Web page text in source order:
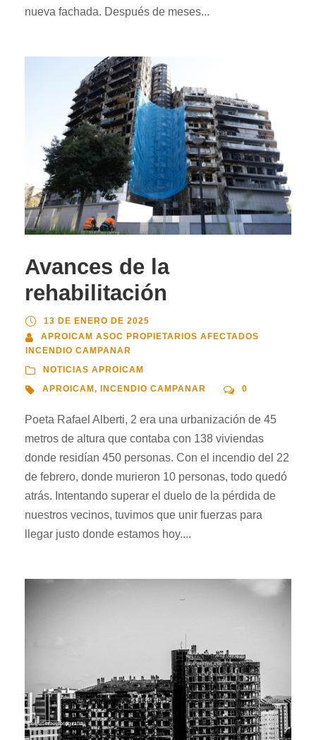
nueva fachada. Después de meses...
Avances de la
rehabilitación
13 DE ENERO DE 2025
APROICAM ASOC PROPIETARIOS AFECTADOS
INCENDIO CAMPANAR
NOTICIAS APROICAM
APROICAM , INCENDIO CAMPANAR 0
Poeta Rafael Alberti, 2 era una urbanización de 45
metros de altura que contaba con 138 viviendas
donde residían 450 personas. Con el incendio del 22
de febrero, donde murieron 10 personas, todo quedó
atrás. Intentando superar el duelo de la pérdida de
nuestros vecinos, tuvimos que unir fuerzas para
llegar justo donde estamos hoy....